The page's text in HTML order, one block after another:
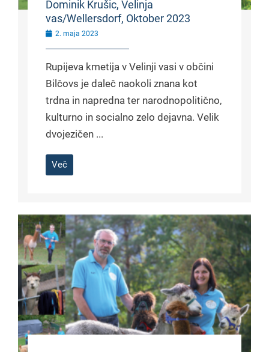
Dominik Krušic, Velinja
vas/Wellersdorf, Oktober 2023
2. maja 2023
Rupijeva kmetija v Velinji vasi v občini
Bilčovs je daleč naokoli znana kot
trdna in napredna ter narodnopolitično,
kulturno in socialno zelo dejavna. Velik
dvojezičen ...
Več